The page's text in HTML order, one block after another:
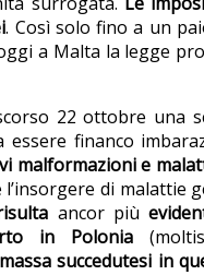
. Così solo fino a un
a Malta la legge
22 ottobre
essere financo
malformazioni e
di
ancor più
in Polonia
succedutesi in